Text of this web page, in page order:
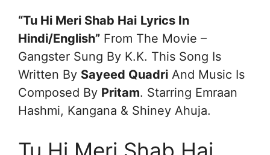
“Tu Hi Meri Shab Hai Lyrics In
Hindi/English” From The Movie –
Gangster Sung By K.K. This Song Is
Written By Sayeed Quadri And Music Is
Composed By Pritam. Starring Emraan
Hashmi, Kangana & Shiney Ahuja.
Tu Hi Meri Shab Hai